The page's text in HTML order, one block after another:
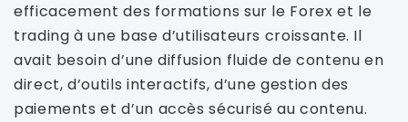
efficacement des formations sur le Forex et le
trading à une base d’utilisateurs croissante. Il
avait besoin d’une diffusion fluide de contenu en
direct, d’outils interactifs, d’une gestion des
paiements et d’un accès sécurisé au contenu.